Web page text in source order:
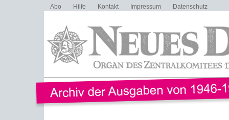
Abo Hilfe Kontakt Impressum Datenschutz